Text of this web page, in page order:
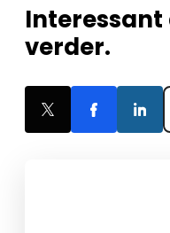
Interessant
verder.